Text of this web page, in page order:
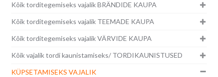
Kõik torditegemiseks vajalik BRÄNDIDE KAUPA
Kõik torditegemiseks vajalik TEEMADE KAUPA
Kõik torditegemiseks vajalik VÄRVIDE KAUPA
Kõik vajalik tordi kaunistamiseks/ TORDIKAUNISTUSED
KÜPSETAMISEKS VAJALIK